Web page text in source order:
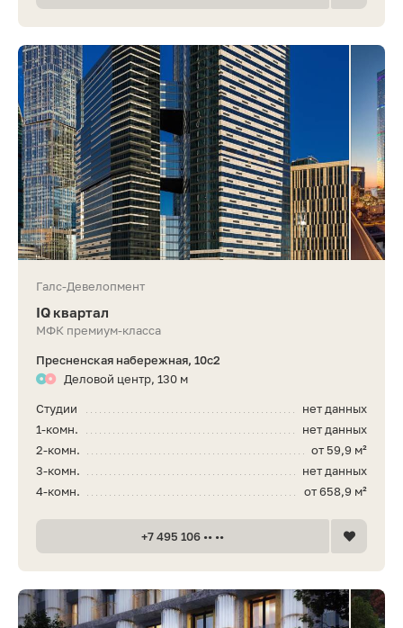
Галс-Девелопмент
IQ квартал
МФК премиум-класса
Пресненская набережная, 10с2
Деловой центр, 130 м
нет данных
Студии
нет данных
1-комн.
от 59,9 м²
2-комн.
нет данных
3-комн.
от 658,9 м²
4-комн.
+7 495 106 •• ••